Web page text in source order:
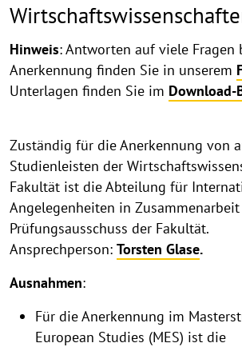
Hinweis: Antworten auf viele Fragen
Anerkennung finden Sie in unserem
Unterlagen finden Sie im Download-
Zuständig für die Anerkennung von
Studienleisten der
Fakultät ist die Abteilung für
Angelegenheiten in
Prüfungsausschuss der Fakultät.
Ansprechperson: Torsten Glase.
Ausnahmen:
Für die Anerkennung im
European Studies (MES) ist die